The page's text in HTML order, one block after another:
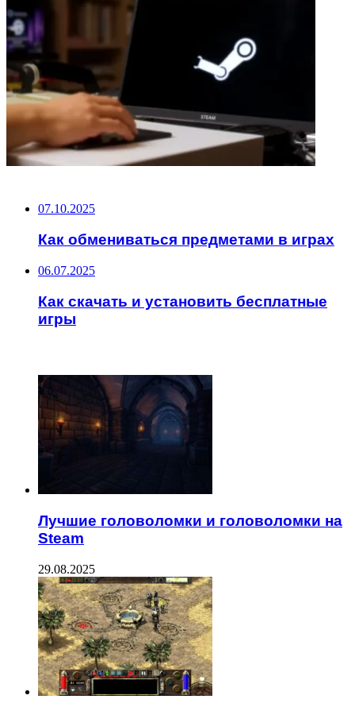
07.10.2025
Как обмениваться предметами в играх
06.07.2025
Как скачать и установить бесплатные
игры
Лучшие головоломки и головоломки на
Steam
29.08.2025